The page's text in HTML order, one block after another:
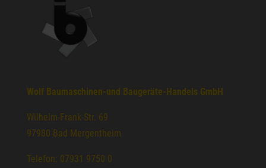
Wolf Baumaschinen-und Baugeräte-Handels GmbH
Wilhelm-Frank-Str. 69
97980 Bad Mergentheim
Telefon: 07931 9750 0